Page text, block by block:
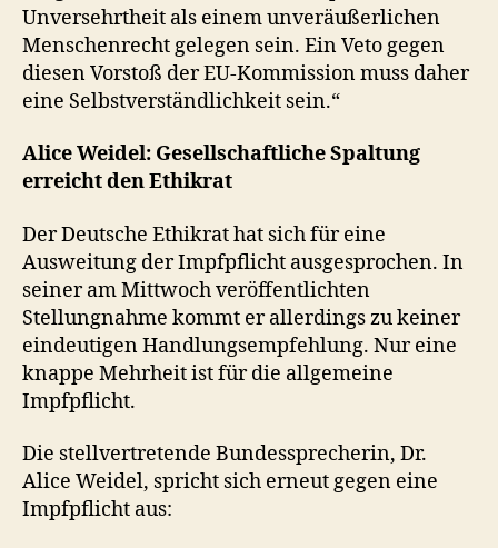
Unversehrtheit als einem unveräußerlichen
Menschenrecht gelegen sein. Ein Veto gegen
diesen Vorstoß der EU-Kommission muss daher
eine Selbstverständlichkeit sein.“
Alice Weidel: Gesellschaftliche Spaltung
erreicht den Ethikrat
Der Deutsche Ethikrat hat sich für eine
Ausweitung der Impfpflicht ausgesprochen. In
seiner am Mittwoch veröffentlichten
Stellungnahme kommt er allerdings zu keiner
eindeutigen Handlungsempfehlung. Nur eine
knappe Mehrheit ist für die allgemeine
Impfpflicht.
Die stellvertretende Bundessprecherin, Dr.
Alice Weidel, spricht sich erneut gegen eine
Impfpflicht aus: